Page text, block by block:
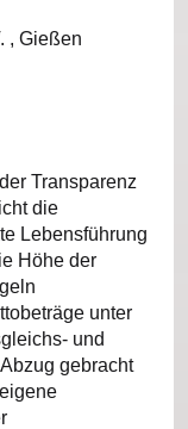
, Gießen
Transparenz
die
Lebensführung
Höhe der
unter
und
gebracht